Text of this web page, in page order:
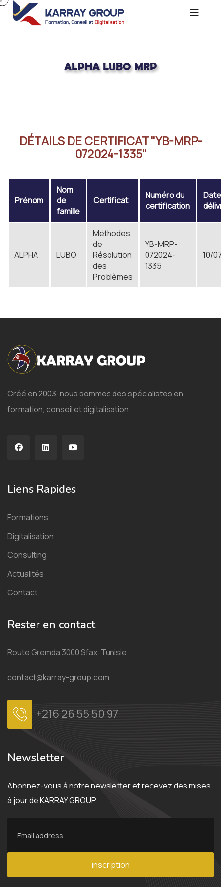
ALPHA LUBO MRP
DÉTAILS DE CERTIFICAT "YB-MRP-
072024-1335"
Prénom
Nom
de
famille
Certificat
Numéro du
certification
ALPHA LUBO
Méthodes
de
Résolution
des
Problèmes
YB-MRP-
072024-
1335
10/
Créé en 2003, nous sommes des spécialistes en
formation, conseil et digitalisation.
Liens Rapides
Formations
Digitalisation
Consulting
Actualités
Contact
Rester en contact
Route Gremda 3000 Sfax, Tunisie
contact@karray-group.com
+216 26 55 50 97
Newsletter
Abonnez-vous à notre newsletter et recevez des mises
à jour de KARRAY GROUP
inscription